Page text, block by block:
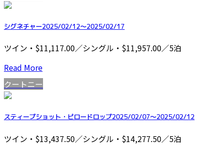
シグネチャー2025/02/12～2025/02/17
ツイン・$11,117.00／シングル・$11,957.00／5泊
Read More
クートニー
スティープショット・ピロードロップ2025/02/07～2025/02/12
ツイン・$13,437.50／シングル・$14,277.50／5泊